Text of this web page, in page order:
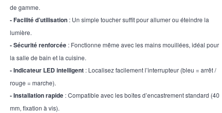
de gamme.
- Facilité d’utilisation : Un simple toucher suffit pour allumer ou éteindre la
lumière.
-Sécurité renforcée : Fonctionne même avec les mains mouillées, idéal pour
la salle de bain et la cuisine.
-Indicateur LED intelligent : Localisez facilement l’interrupteur (bleu = arrêt /
rouge = marche).
-Installation rapide : Compatible avec les boîtes d’encastrement standard (40
mm, fixation à vis).